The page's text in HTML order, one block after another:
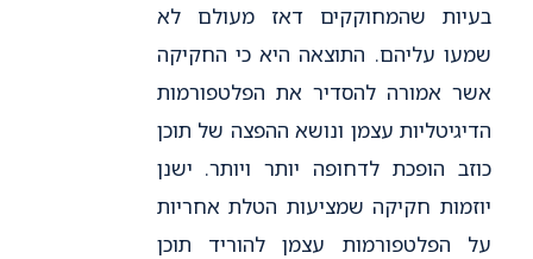
בעיות שהמחוקקים דאז מעולם לא
שמעו עליהם. התוצאה היא כי החקיקה
אשר אמורה להסדיר את הפלטפורמות
הדיגיטליות עצמן ונושא ההפצה של תוכן
כוזב הופכת לדחופה יותר ויותר. ישנן
יוזמות חקיקה שמציעות הטלת אחריות
על הפלטפורמות עצמן להוריד תוכן